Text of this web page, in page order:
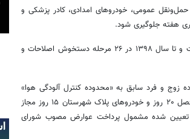
عمومی، خودروهای امدادی، کادر پزشکی و
طرح ترافیک تهران طی سال‌های بعد بارها مورد بازنگری قرار گرفت و تا سال ۱۳۹۸ در ۲۶ مرحله دستخوش اصلاحات و
اول تیرماه ۱۳۹۸ و با تبدیل محدوده زوج و فرد سابق به «محدوده کنترل آلودگی هوا»
اجرایی شد. بر اساس این مصوبه، خودروهای پلاک تهران در هر فصل ۲۰ روز و خودروهای پلاک شهرستان ۱۵ روز مجاز
تعیین شده مشمول پرداخت عوارض مصوب شورای